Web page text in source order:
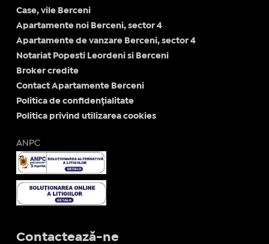
Case, vile Berceni
Apartamente noi Berceni, sector 4
Apartamente de vanzare Berceni, sector 4
Notariat Popesti Leordeni si Berceni
Broker credite
Contact Apartamente Berceni
Politica de confidențialitate
Politica privind utilizarea cookies
ANPC
Contactează-ne